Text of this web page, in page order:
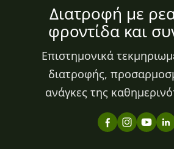
Διατροφή με
φροντίδα και
Επιστημονικά
διατροφής,
ανάγκες της